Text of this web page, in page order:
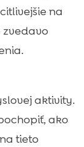
na
zvedavo
aktivity.
ako
tieto